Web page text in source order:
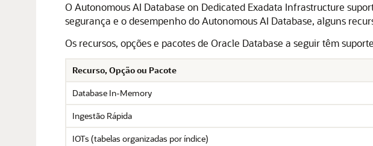
O Autonomous AI Database on Dedicated Exadata Infrastructure
segurança e o desempenho do Autonomous AI Database, alguns
Os recursos, opções e pacotes de Oracle Database a seguir têm
Recurso, Opção ou Pacote
Database In-Memory
Ingestão Rápida
IOTs (tabelas organizadas por índice)